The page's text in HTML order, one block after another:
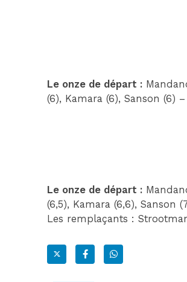
Le onze de départ :
(6), Kamara (6), Sanson (6)
Le onze de départ :
(6,5), Kamara (6,6), Sanson
Les remplaçants :